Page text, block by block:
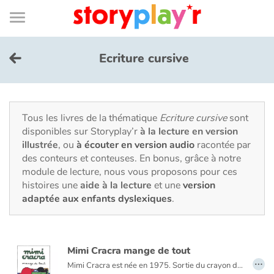
Connexion
Bibliothèque
de
page
Menu
Je me connecte
Tester gratuitement
Bibliothèque
Prix
Contes d'ici et d'ailleurs
Ecriture cursive
Tous les livres de la thématique Ecriture cursivesont
disponibles sur Storyplay’rà la lecture en version
illustrée, ou à écouter en version audio racontée par
des conteurs et conteuses. En bonus, grâce à notre
module de lecture, nous vous proposons pour ces
histoires uneaide à la lecture et uneversion
adaptée aux enfants dyslexiques.
Mimi Cracra mange de tout
Mimi Cracra est née en 1975. Sortie du crayon d’Agnès Rosenstiehl pour le magazine “Pomme d’api”, cette petite fille aux joues roses et cheveux bruns à laquelle il est facile de s’identifier nous entraîne avec humour dans ses aventures quotidiennes. …